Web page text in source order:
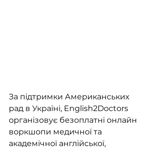
За підтримки Американських
рад в Україні, English2Doctors
організовує безоплатні онлайн
воркшопи медичної та
академічної англійської,